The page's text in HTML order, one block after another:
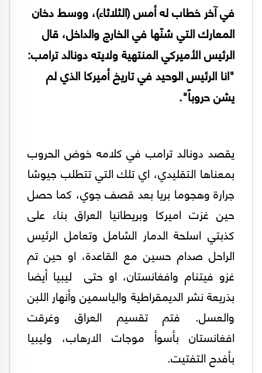
في آخر خطاب له أمس (الثلاثاء)، ووسط دخان
المعارك التي شنّها في الخارج والداخل، قال
الرئيس الأميركي المنتهية ولايته دونالد ترامب:
"انا الرئيس الوحيد في تاريخ أميركا الذي لم
يشن حروباً".
يقصد دونالد ترامب في كلامه خوض الحروب
بمعناها التقليدي، اي تلك التي تتطلب جيوشا
جرارة وهجوما بريا بعد قصف جوي، كما حصل
حين غزت اميركا وبريطانيا العراق بناء على
كذبتي اسلحة الدمار الشامل وتعامل الرئيس
الراحل صدام حسين مع القاعدة، او حين تم
غزو فيتنام وافغانستان، او حتى ليبيا أيضا
بذريعة نشر الديمقراطية والياسمين وأنهار اللبن
والعسل. فتم تقسيم العراق وغرقت
افغانستان بأسوأ موجات الارهاب، وليبيا
بأفدح التفتيت.